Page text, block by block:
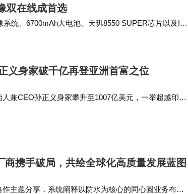
双在线成首选
统、6700mAh大电池、天玑8550 SUPER芯片以及IP
和用户价值…
义身家破千亿再登亚洲首富之位
兼CEO孙正义身家攀升至1007亿美元，一举超越印度
携手破局，共绘全球化高质量发展蓝图
主题分享，系统阐释以防水为核心的同心圆业务布